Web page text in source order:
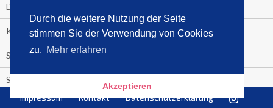
Durch die weitere Nutzung der Seite
stimmen Sie der Verwendung von Cookies
zu. Mehr erfahren
Akzeptieren
Die TV-Quotenkönige 2018
KNV und Media Control verlängern vorzeitig Zusammenarbeit
STRENG VERTRAULICH
Streaming verändert TV?
Welcher TV-Sender hat seine Marktanteile seit 2013 vervierfacht?
Impressum Kontakt Datenschutzerklärung